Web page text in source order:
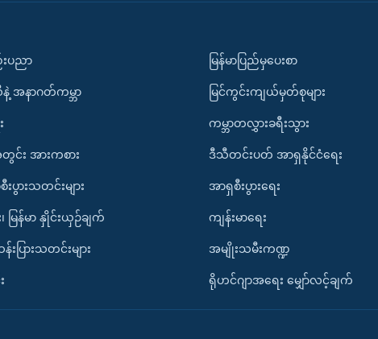
းပညာ
အနာဂတ်ကမ္ဘာ
း အားကစား
ားသတင်းများ
မြန်မာ နှိုင်းယှဉ်ချက်
းပြားသတင်းများ
မြန်မာပြည်မှပေးစာ
မြင်ကွင်းကျယ်မှတ်စုများ
ကမ္ဘာတလွှားခရီးသွား
ဒီသီတင်းပတ် အာရှနိုင်ငံရေး
အာရှစီးပွားရေး
ကျန်းမာရေး
အမျိုးသမီးကဏ္ဍ
ရိုဟင်ဂျာအရေး မျှော်လင့်ချက်